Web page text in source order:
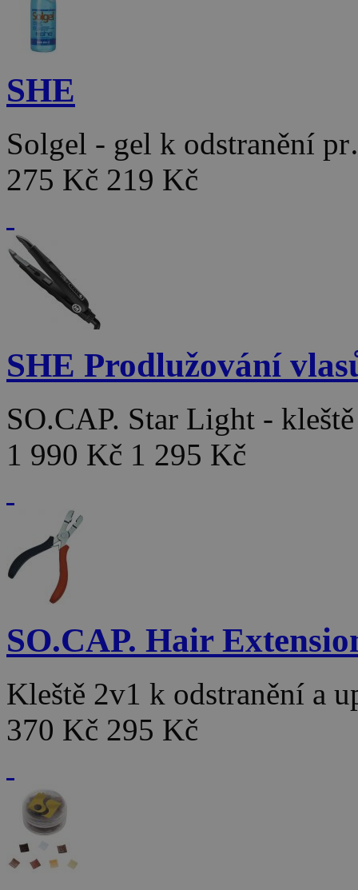
SHE
Solgel - gel k odstranění
275 Kč 219 Kč
SHE Prodlužování
SO.CAP. Star Light -
1 990 Kč 1 295 Kč
SO.CAP. Hair
Kleště 2v1 k odstranění a
370 Kč 295 Kč